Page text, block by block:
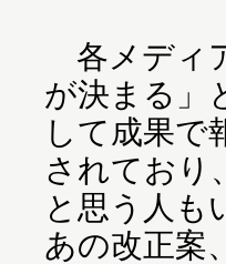
各メディ
が決まる」
して成果で
されており
と思う人も
あの改正案